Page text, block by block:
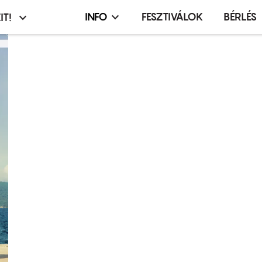
Infó,
INFO FESZTIVÁLOK BÉRLÉS